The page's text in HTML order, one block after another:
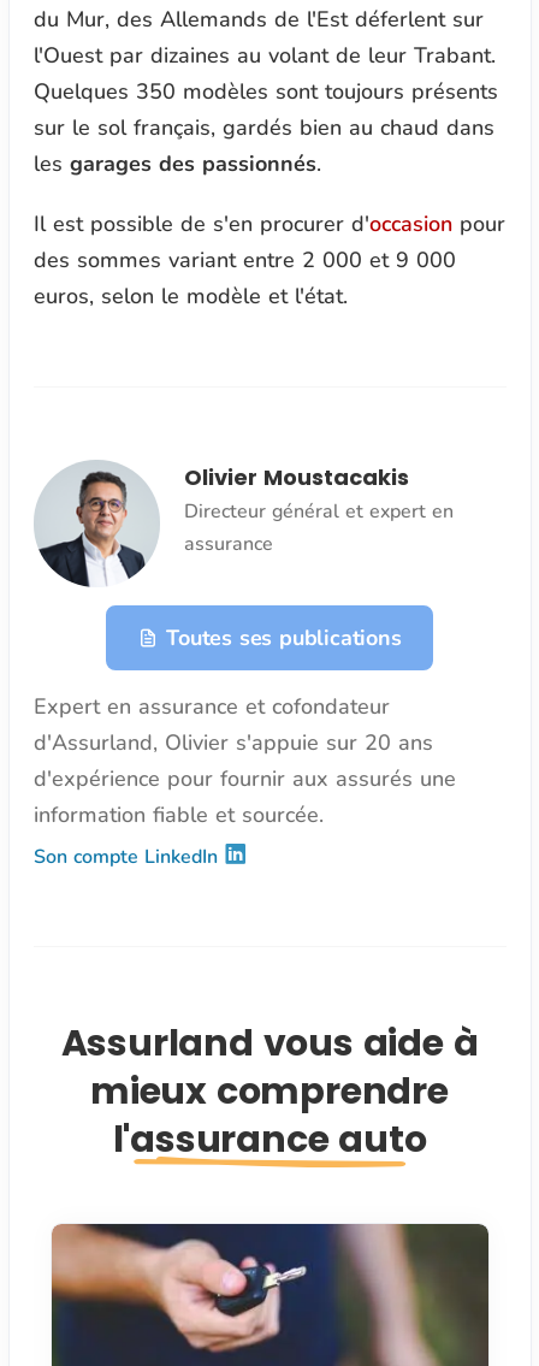
du Mur, des Allemands de l'Est déferlent sur
l'Ouest par dizaines au volant de leur Trabant.
Quelques 350 modèles sont toujours présents
sur le sol français, gardés bien au chaud dans
les garages des passionnés.
Il est possible de s'en procurer d'occasionpour
des sommes variant entre 2 000 et 9 000
euros, selon le modèle et l'état.
Olivier Moustacakis
Directeur général et expert en
assurance
Toutes ses publications
Expert en assurance et cofondateur
d'Assurland, Olivier s'appuie sur 20 ans
d'expérience pour fournir aux assurés une
information fiable et sourcée.
Son compte LinkedIn
Assurland vous aide à
mieux comprendre
l'assurance auto